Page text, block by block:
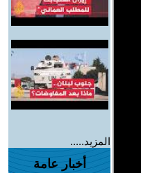
المزيد.....
أخبار عامة